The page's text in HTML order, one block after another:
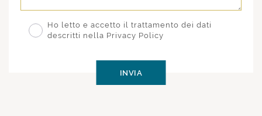
Ho letto e accetto il trattamento dei dati
descritti nella Privacy Policy